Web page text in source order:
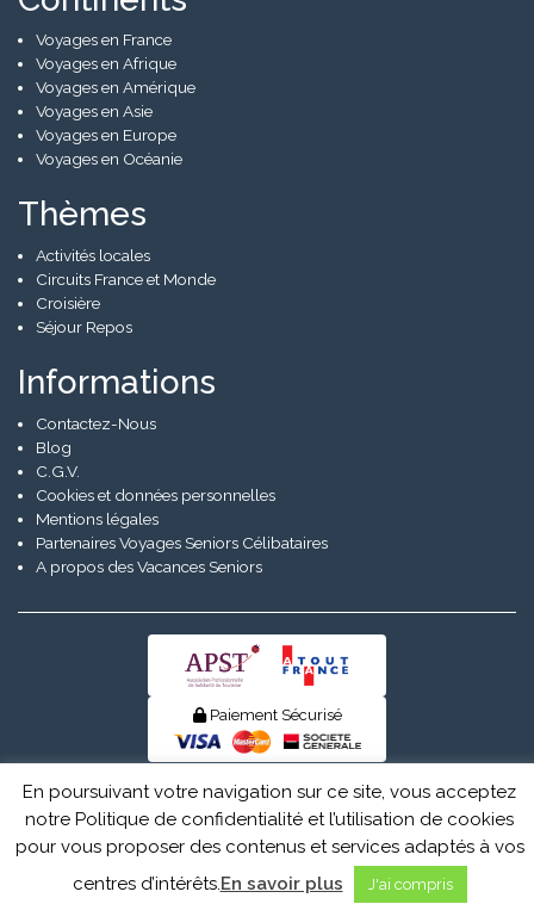
Voyages en France
Voyages en Afrique
Voyages en Amérique
Voyages en Asie
Voyages en Europe
Voyages en Océanie
Thèmes
Activités locales
Circuits France et Monde
Croisière
Séjour Repos
Informations
Contactez-Nous
Blog
C.G.V.
Cookies et données personnelles
Mentions légales
Partenaires Voyages Seniors Célibataires
A propos des Vacances Seniors
Paiement Sécurisé
En poursuivant votre navigation sur ce site, vous acceptez
notre Politique de confidentialité et l’utilisation de cookies
pour vous proposer des contenus et services adaptés à vos
centres d’intérêts.En savoir plus J'ai compris